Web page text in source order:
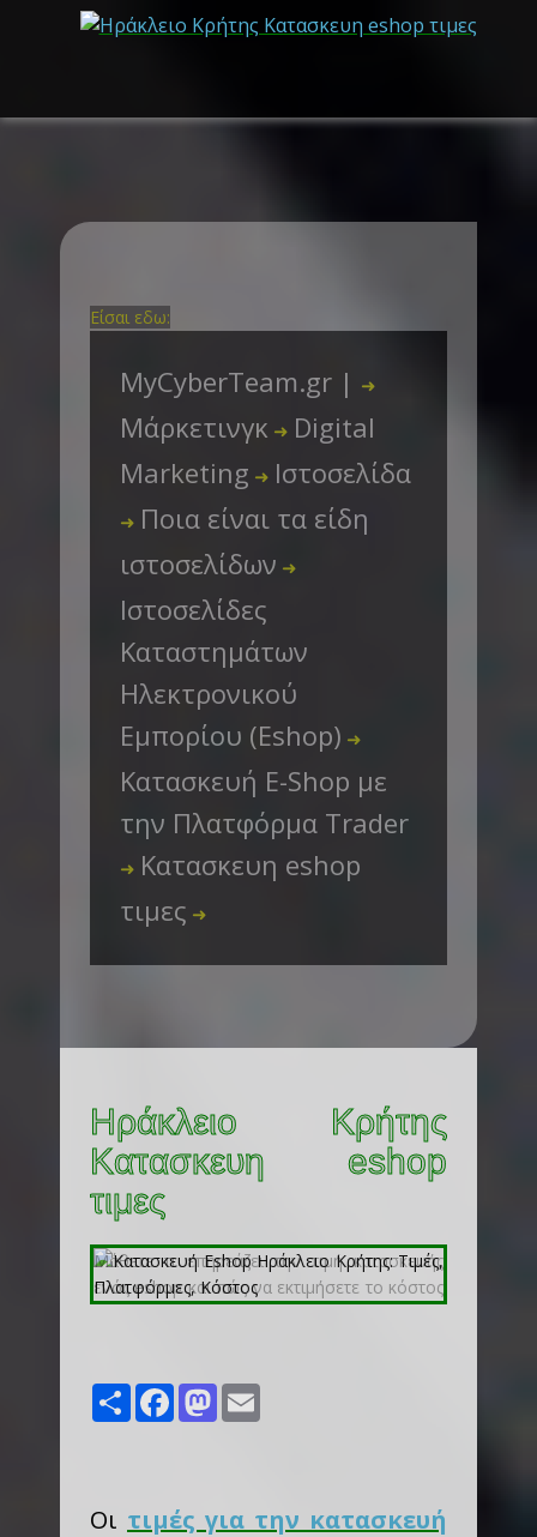
Είσαι εδω:
MyCyberTeam.gr | ➜
Μάρκετινγκ ➜ Digital
Marketing ➜ Ιστοσελίδα
➜ Ποια είναι τα είδη
ιστοσελίδων ➜
Ιστοσελίδες
Καταστημάτων
Ηλεκτρονικού
Εμπορίου (Eshop) ➜
Κατασκευή E-Shop με
την Πλατφόρμα Trader
➜ Κατασκευη eshop
τιμες ➜
Ηράκλειο Κρήτης
Κατασκευη eshop
τιμες
Share FacebookMastodon
Οι τιμές για την κατασκευή